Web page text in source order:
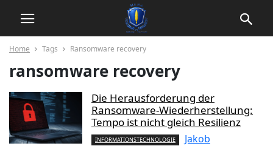
Home Tags Ransomware recovery
ransomware recovery
Die Herausforderung der
Ransomware-Wiederherstellung:
Tempo ist nicht gleich Resilienz
INFORMATIONSTECHNOLOGIE
Jakob